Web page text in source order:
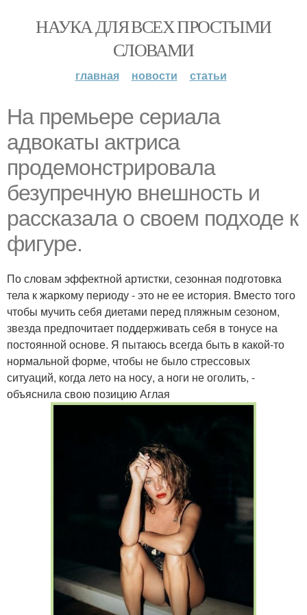
НАУКА ДЛЯ ВСЕХ ПРОСТЫМИ
СЛОВАМИ
главная новости статьи
На премьере сериала
адвокаты актриса
продемонстрировала
безупречную внешность и
рассказала о своем подходе к
фигуре.
По словам эффектной артистки, сезонная подготовка
тела к жаркому периоду - это не ее история. Вместо того
чтобы мучить себя диетами перед пляжным сезоном,
звезда предпочитает поддерживать себя в тонусе на
постоянной основе. Я пытаюсь всегда быть в какой-то
нормальной форме, чтобы не было стрессовых
ситуаций, когда лето на носу, а ноги не оголить, -
объяснила свою позицию Аглая